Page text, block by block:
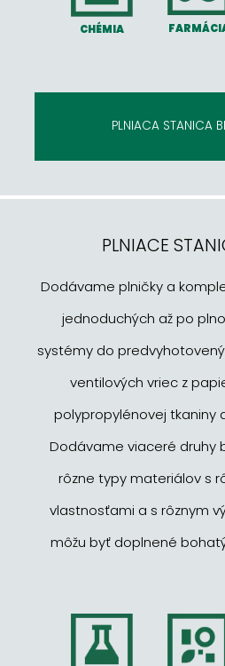
CHÉMIA
PLNIACA STANICA
PLNIACE
Dodávame plničky a
jednoduchých až po
systémy do
ventilových vriec z
polypropylénovej tkaniny
Dodávame viaceré druhy
rôzne typy materiálov s
vlastnosťami a s rôznym
môžu byť doplnené